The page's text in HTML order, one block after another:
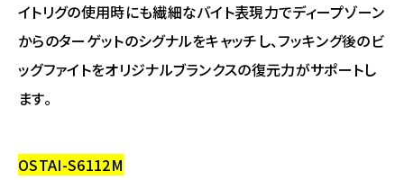
イトリグの使用時にも繊細なバイト表現力でディープゾーン
からのターゲットのシグナルをキャッチし、フッキング後のビ
ッグファイトをオリジナルブランクスの復元力がサポートし
ます。
OSTAI-S6112M